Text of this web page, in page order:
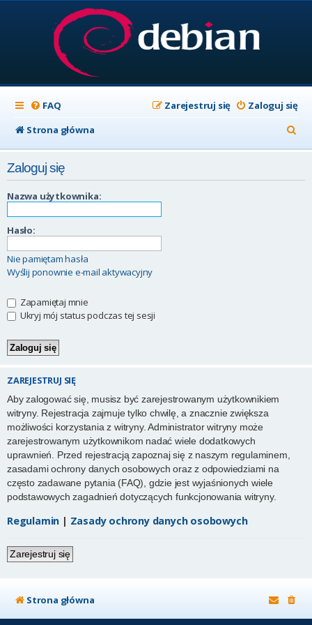
FAQ Zaloguj się
Zarejestruj się
Strona główna
z
Zaloguj się
Nazwa użytkownika:
Hasło:
Nie pamiętam hasła
Wyślij ponownie e-mail aktywacyjny
Zapamiętaj mnie
Ukryj mój status podczas tej sesji
ZAREJESTRUJ SIĘ
Aby zalogować się, musisz być zarejestrowanym użytkownikiem
witryny. Rejestracja zajmuje tylko chwilę, a znacznie zwiększa
możliwości korzystania z witryny. Administrator witryny może
zarejestrowanym użytkownikom nadać wiele dodatkowych
uprawnień. Przed rejestracją zapoznaj się z naszym regulaminem,
zasadami ochrony danych osobowych oraz z odpowiedziami na
często zadawane pytania (FAQ), gdzie jest wyjaśnionych wiele
podstawowych zagadnień dotyczących funkcjonowania witryny.
Regulamin | Zasady ochrony danych osobowych
Zarejestruj się
Strona główna